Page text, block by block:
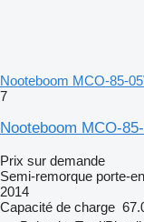
Nooteboom MCO-85-
7
Nooteboom MCO-
Prix sur demande
Semi-remorque porte-
2014
Capacité de charge